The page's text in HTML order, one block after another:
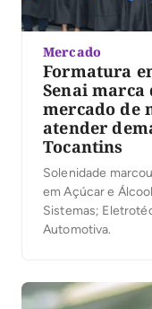
Mercado
Formatura
Senai
mercado de
atender
Tocantins
Solenidade
em Açúcar e
Sistemas;
Automotiva.